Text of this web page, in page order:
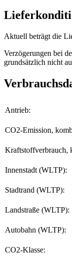
Aktuell beträgt die
Verzögerungen bei
grundsätzlich nicht
Antrieb:
CO2-Emission,
Kraftstoffverbrauch,
Innenstadt (WLTP):
Stadtrand (WLTP):
Landstraße (WLTP):
Autobahn (WLTP):
CO2-Klasse: